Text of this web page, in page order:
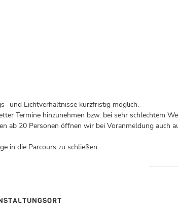
und Lichtverhältnisse kurzfristig möglich.
Termine hinzunehmen bzw. bei sehr schlechtem
ab 20 Personen öffnen wir bei Voranmeldung auch
in die Parcours zu schließen